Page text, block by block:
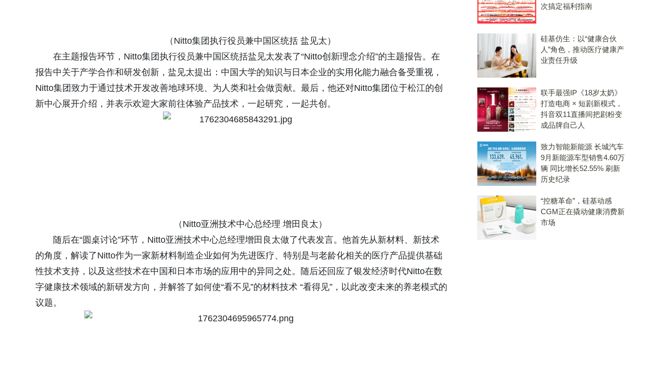
（Nitto集团执行役员兼中国区统括 盐见太）
在主题报告环节，Nitto集团执行役员兼中国区统括盐见太发表了“Nitto创新理念介绍”的主题报告。在
报告中关于产学合作和研发创新，盐见太提出：中国大学的知识与日本企业的实用化能力融合备受重视，
Nitto集团致力于通过技术开发改善地球环境、为人类和社会做贡献。最后，他还对Nitto集团位于松江的创
新中心展开介绍，并表示欢迎大家前往体验产品技术，一起研究，一起共创。
（Nitto亚洲技术中心总经理 增田良太）
随后在“圆桌讨论”环节，Nitto亚洲技术中心总经理增田良太做了代表发言。他首先从新材料、新技术
的角度，解读了Nitto作为一家新材料制造企业如何为先进医疗、特别是与老龄化相关的医疗产品提供基础
性技术支持，以及这些技术在中国和日本市场的应用中的异同之处。随后还回应了银发经济时代Nitto在数
字健康技术领域的新研发方向，并解答了如何使“看不见”的材料技术 “看得见”，以此改变未来的养老模式的
议题。
次搞定福利指南
硅基仿生：以“健康合伙
人”角色，推动医疗健康产
业责任升级
联手最强IP《18岁太奶》
打造电商 × 短剧新模式，
抖音双11直播间把剧粉变
成品牌自己人
致力智能新能源 长城汽车
9月新能源车型销售4.60万
辆 同比增长52.55% 刷新
历史纪录
“控糖革命”，硅基动感
CGM正在撬动健康消费新
市场